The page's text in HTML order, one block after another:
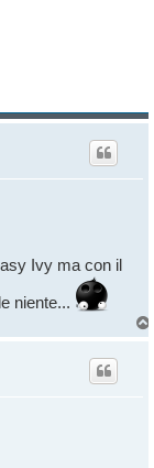
Ivy ma con il
niente...